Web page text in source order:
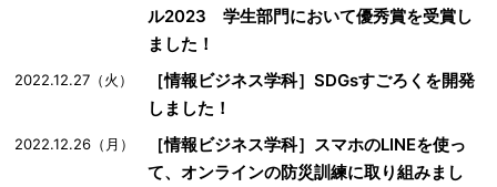
ル2023 学生部門において優秀賞を受賞し
ました！
2022.12.27（火）
［情報ビジネス学科］SDGsすごろくを開発
しました！
2022.12.26（月）
［情報ビジネス学科］スマホのLINEを使っ
て、オンラインの防災訓練に取り組みまし